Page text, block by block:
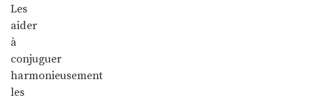
Les
aider
à
conjuguer
harmonieusement
les